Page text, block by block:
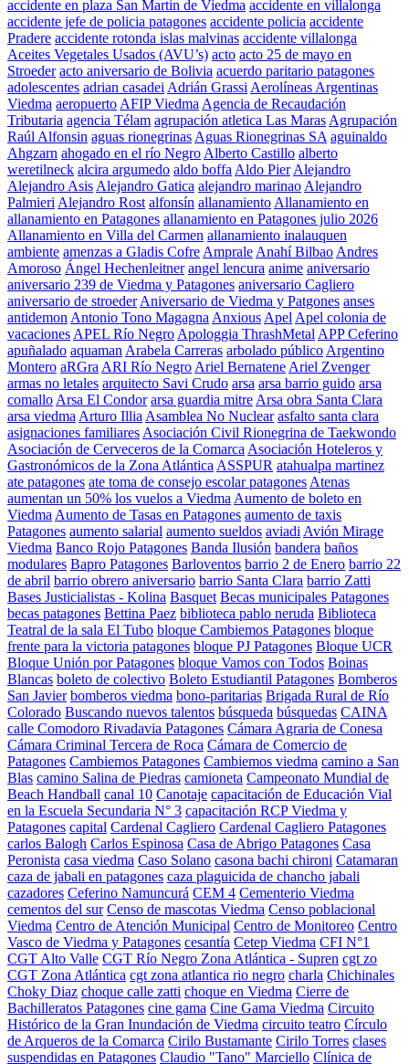
accidente en plaza San Martin de Viedma accidente en villalonga
accidente jefe de policia patagones accidente policia accidente
Pradere accidente rotonda islas malvinas accidente villalonga
Aceites Vegetales Usados (AVU’s) acto acto 25 de mayo en
Stroeder acto aniversario de Bolivia acuerdo paritario patagones
adolescentes adrian casadei Adrián Grassi Aerolíneas Argentinas
Viedma aeropuerto AFIP Viedma Agencia de Recaudación
Tributaria agencia Télam agrupación atletica Las Maras Agrupación
Raúl Alfonsin aguas rionegrinas Aguas Rionegrinas SA aguinaldo
Ahgzarn ahogado en el río Negro Alberto Castillo alberto
weretilneck alcira argumedo aldo boffa Aldo Pier Alejandro
Alejandro Asis Alejandro Gatica alejandro marinao Alejandro
Palmieri Alejandro Rost alfonsín allanamiento Allanamiento en
allanamiento en Patagones allanamiento en Patagones julio 2026
Allanamiento en Villa del Carmen allanamiento inalauquen
ambiente amenzas a Gladis Cofre Amprale Anahí Bilbao Andres
Amoroso Ángel Hechenleitner angel lencura anime aniversario
aniversario 239 de Viedma y Patagones aniversario Cagliero
aniversario de stroeder Aniversario de Viedma y Patgones anses
antidemon Antonio Tono Magagna Anxious Apel Apel colonia de
vacaciones APEL Río Negro Apologgia ThrashMetal APP Ceferino
apuñalado aquaman Arabela Carreras arbolado público Argentino
Montero aRGra ARI Río Negro Ariel Bernatene Ariel Zvenger
armas no letales arquitecto Savi Crudo arsa arsa barrio guido arsa
comallo Arsa El Condor arsa guardia mitre Arsa obra Santa Clara
arsa viedma Arturo Illia Asamblea No Nuclear asfalto santa clara
asignaciones familiares Asociación Civil Rionegrina de Taekwondo
Asociación de Cerveceros de la Comarca Asociación Hoteleros y
Gastronómicos de la Zona Atlántica ASSPUR atahualpa martinez
ate patagones ate toma de consejo escolar patagones Atenas
aumentan un 50% los vuelos a Viedma Aumento de boleto en
Viedma Aumento de Tasas en Patagones aumento de taxis
Patagones aumento salarial aumento sueldos aviadi Avión Mirage
Viedma Banco Rojo Patagones Banda Ilusión bandera baños
modulares Bapro Patagones Barloventos barrio 2 de Enero barrio 22
de abril barrio obrero aniversario barrio Santa Clara barrio Zatti
Bases Justicialistas - Kolina Basquet Becas municipales Patagones
becas patagones Bettina Paez biblioteca pablo neruda Biblioteca
Teatral de la sala El Tubo bloque Cambiemos Patagones bloque
frente para la victoria patagones bloque PJ Patagones Bloque UCR
Bloque Unión por Patagones bloque Vamos con Todos Boinas
Blancas boleto de colectivo Boleto Estudiantil Patagones Bomberos
San Javier bomberos viedma bono-paritarias Brigada Rural de Río
Colorado Buscando nuevos talentos búsqueda búsquedas CAINA
calle Comodoro Rivadavia Patagones Cámara Agraria de Conesa
Cámara Criminal Tercera de Roca Cámara de Comercio de
Patagones Cambiemos Patagones Cambiemos viedma camino a San
Blas camino Salina de Piedras camioneta Campeonato Mundial de
Beach Handball canal 10 Canotaje capacitación de Educación Vial
en la Escuela Secundaria N° 3 capacitación RCP Viedma y
Patagones capital Cardenal Cagliero Cardenal Cagliero Patagones
carlos Balogh Carlos Espinosa Casa de Abrigo Patagones Casa
Peronista casa viedma Caso Solano casona bachi chironi Catamaran
caza de jabali en patagones caza plaguicida de chancho jabali
cazadores Ceferino Namuncurá CEM 4 Cementerio Viedma
cementos del sur Censo de mascotas Viedma Censo poblacional
Viedma Centro de Atención Municipal Centro de Monitoreo Centro
Vasco de Viedma y Patagones cesantía Cetep Viedma CFI N°1
CGT Alto Valle CGT Río Negro Zona Atlántica - Supren cgt zo
CGT Zona Atlántica cgt zona atlantica rio negro charla Chichinales
Choky Diaz choque calle zatti choque en Viedma Cierre de
Bachilleratos Patagones cine gama Cine Gama Viedma Circuito
Histórico de la Gran Inundación de Viedma circuito teatro Círculo
de Arqueros de la Comarca Cirilo Bustamante Cirilo Torres clases
suspendidas en Patagones Claudio "Tano" Marciello Clínica de